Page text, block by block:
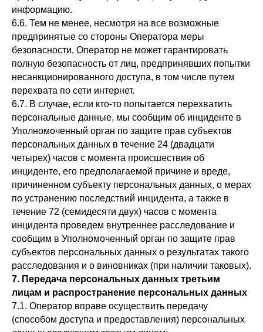
информацию.
6.6. Тем не менее, несмотря на все возможные
предпринятые со стороны Оператора меры
безопасности, Оператор не может гарантировать
полную безопасность от лиц, предпринявших попытки
несанкционированного доступа, в том числе путем
перехвата по сети интернет.
6.7. В случае, если кто-то попытается перехватить
персональные данные, мы сообщим об инциденте в
Уполномоченный орган по защите прав субъектов
персональных данных в течение 24 (двадцати
четырех) часов с момента происшествия об
инциденте, его предполагаемой причине и вреде,
причиненном субъекту персональных данных, о мерах
по устранению последствий инцидента, а также в
течение 72 (семидесяти двух) часов с момента
инцидента проведем внутреннее расследование и
сообщим в Уполномоченный орган по защите прав
субъектов персональных данных о результатах такого
расследования и о виновниках (при наличии таковых).
7. Передача персональных данных третьим
лицам и распространение персональных данных
7.1. Оператор вправе осуществить передачу
(способом доступа и предоставления) персональных